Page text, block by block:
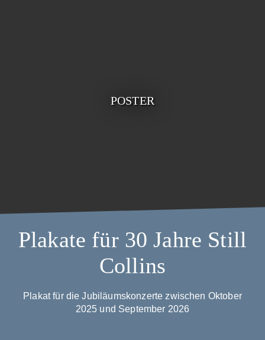
POSTER
Plakate für 30 Jahre Still
Collins
Plakat für die Jubiläumskonzerte zwischen Oktober
2025 und September 2026